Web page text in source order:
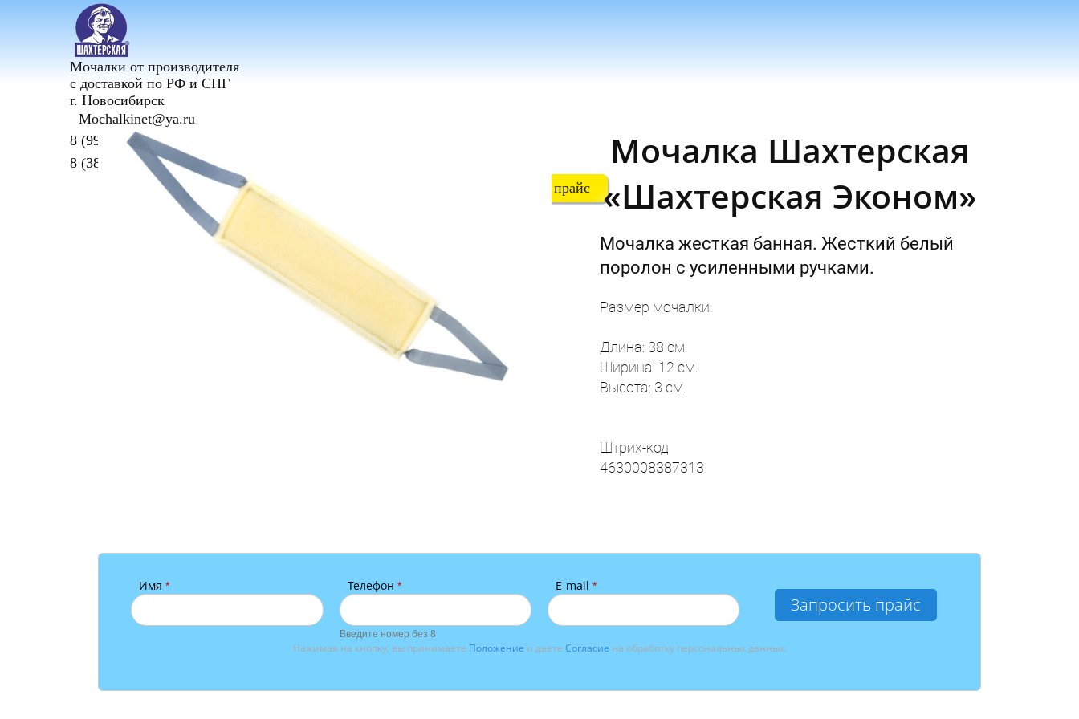
Мочалки от производителя
с доставкой по РФ и СНГ
г. Новосибирск
Mochalkinet@ya.ru
8 (999) 682-31-44
8 (383) 242-75-49
Получить прайс
Мочалка Шахтерская
«Шахтерская Эконом»
Мочалка жесткая банная. Жесткий белый
поролон с усиленными ручками.
Размер мочалки:
Длина: 38 см.
Ширина: 12 см.
Высота: 3 см.
Штрих-код
4630008387313
Имя * Телефон *
Введите номер без 8
E-mail *
Запросить прайс
Нажимая на кнопку, вы принимаете Положение и даете Согласие на обработку персональных данных.